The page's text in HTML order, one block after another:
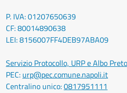
P. IVA: 01207650639
CF: 80014890638
LEI: 8156007FF4DEB97ABA09
Servizio Protocollo, URP e Albo
PEC: urp@pec.comune.napoli.it
Centralino unico:0817951111